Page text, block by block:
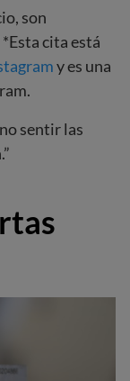
son
cita está
y es una
sentir las